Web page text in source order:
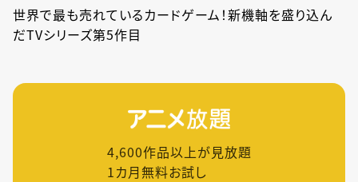
世界で最も売れているカードゲーム！新機軸を盛り込ん
だTVシリーズ第5作目
4,600作品以上が見放題
1カ月無料お試し